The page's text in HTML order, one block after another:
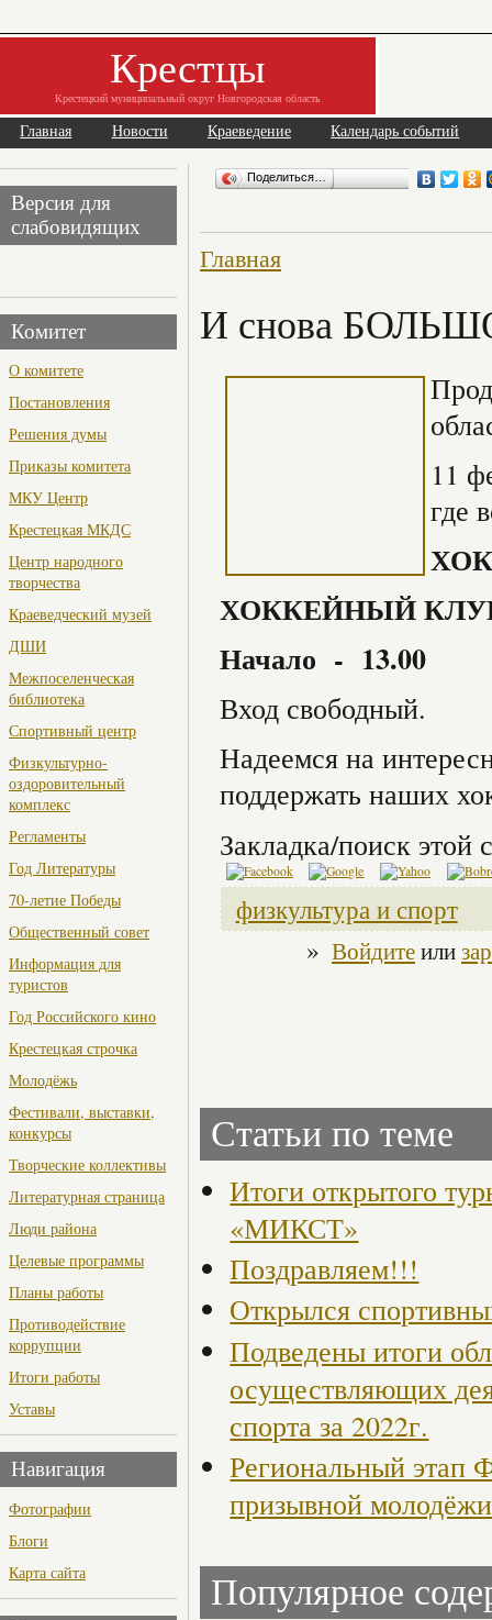
Крестцы
Крестецкий муниципальный округ Новгородская область
Главная Новости Краеведение Календарь событий
Версия для
слабовидящих
Комитет
О комитете
Постановления
Решения думы
Приказы комитета
МКУ Центр
Крестецкая МКДС
Центр народного
творчества
Краеведческий музей
ДШИ
Межпоселенческая
библиотека
Спортивный центр
Физкультурно-
оздоровительный
комплекс
Регламенты
Год Литературы
70-летие Победы
Общественный совет
Информация для
туристов
Год Российского кино
Крестецкая строчка
Молодёжь
Фестивали, выставки,
конкурсы
Творческие коллективы
Литературная страница
Люди района
Целевые программы
Планы работы
Противодействие
коррупции
Итоги работы
Уставы
Навигация
Фотографии
Блоги
Карта сайта
Поделиться…
Главная
И снова
11
где
ХОККЕЙНЫЙ
Начало - 13.00
Вход свободный.
Надеемся на
поддержать наших
Закладка/поиск этой
физкультура и спорт
» Войдитеили
Статьи по теме
Итоги открытого
«МИКСТ»
Поздравляем!!!
Открылся
Подведены итоги
осуществляющих
спорта за 2022г.
Региональный
призывной молодёжи
Популярное